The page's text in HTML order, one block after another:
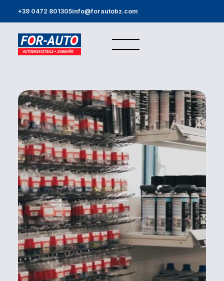
+39 0472 801305info@forautobz.com